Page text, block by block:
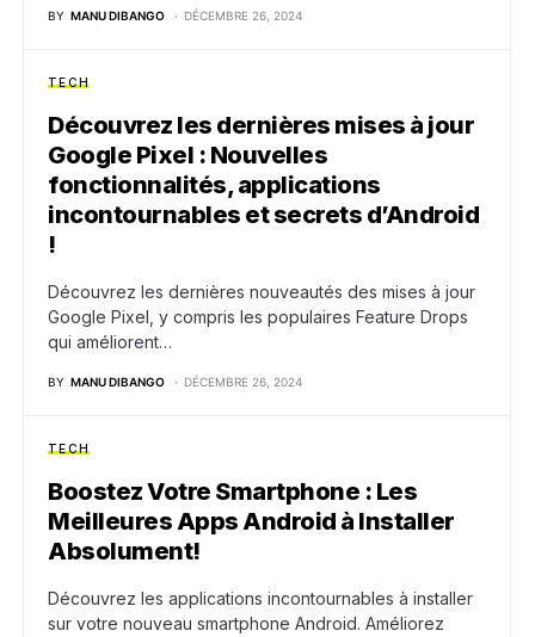
BY MANU DIBANGO DÉCEMBRE 26, 2024
TECH
Découvrez les dernières mises à jour
Google Pixel : Nouvelles
fonctionnalités, applications
incontournables et secrets d’Android
!
Découvrez les dernières nouveautés des mises à jour
Google Pixel, y compris les populaires Feature Drops
qui améliorent…
BY MANU DIBANGO DÉCEMBRE 26, 2024
TECH
Boostez Votre Smartphone : Les
Meilleures Apps Android à Installer
Absolument!
Découvrez les applications incontournables à installer
sur votre nouveau smartphone Android. Améliorez